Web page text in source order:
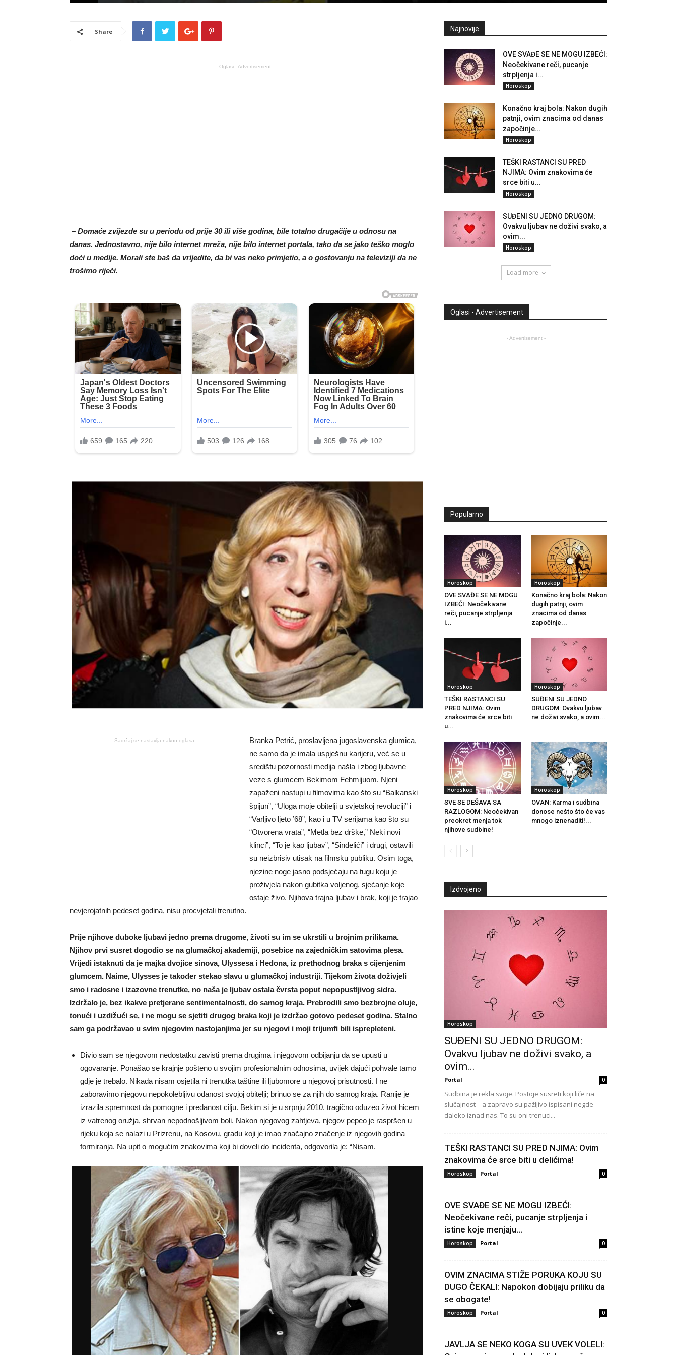
Share
Oglasi - Advertisement
– Domaće zvijezde su u periodu od prije 30 ili više godina, bile totalno drugačije u odnosu na
danas. Jednostavno, nije bilo internet mreža, nije bilo internet portala, tako da se jako teško moglo
doći u medije. Morali ste baš da vrijedite, da bi vas neko primjetio, a o gostovanju na televiziji da ne
trošimo riječi.
Sadržaj se nastavlja nakon oglasa
Branka Petrić, proslavljena jugoslavenska glumica,
ne samo da je imala uspješnu karijeru, već se u
središtu pozornosti medija našla i zbog ljubavne
veze s glumcem Bekimom Fehmijuom. Njeni
zapaženi nastupi u filmovima kao što su “Balkanski
špijun”, “Uloga moje obitelji u svjetskoj revoluciji” i
“Varljivo ljeto ’68”, kao i u TV serijama kao što su
“Otvorena vrata”, “Metla bez drške,” Neki novi
klinci”, “To je kao ljubav”, “Sinđelići” i drugi, ostavili
su neizbrisiv utisak na filmsku publiku. Osim toga,
njezine noge jasno podsjećaju na tugu koju je
proživjela nakon gubitka voljenog, sjećanje koje
ostaje živo. Njihova trajna ljubav i brak, koji je trajao
nevjerojatnih pedeset godina, nisu procvjetali trenutno.
Prije njihove duboke ljubavi jedno prema drugome, životi su im se ukrstili u brojnim prilikama.
Njihov prvi susret dogodio se na glumačkoj akademiji, posebice na zajedničkim satovima plesa.
Vrijedi istaknuti da je majka dvojice sinova, Ulyssesa i Hedona, iz prethodnog braka s cijenjenim
glumcem. Naime, Ulysses je također stekao slavu u glumačkoj industriji. Tijekom života doživjeli
smo i radosne i izazovne trenutke, no naša je ljubav ostala čvrsta poput nepopustljivog sidra.
Izdržalo je, bez ikakve pretjerane sentimentalnosti, do samog kraja. Prebrodili smo bezbrojne oluje,
tonući i uzdižući se, i ne mogu se sjetiti drugog braka koji je izdržao gotovo pedeset godina. Stalno
sam ga podržavao u svim njegovim nastojanjima jer su njegovi i moji trijumfi bili isprepleteni.
Divio sam se njegovom nedostatku zavisti prema drugima i njegovom odbijanju da se upusti u
ogovaranje. Ponašao se krajnje pošteno u svojim profesionalnim odnosima, uvijek dajući pohvale tamo
gdje je trebalo. Nikada nisam osjetila ni trenutka taštine ili ljubomore u njegovoj prisutnosti. I ne
zaboravimo njegovu nepokolebljivu odanost svojoj obitelji; brinuo se za njih do samog kraja. Ranije je
izrazila spremnost da pomogne i predanost cilju. Bekim si je u srpnju 2010. tragično oduzeo život hicem
iz vatrenog oružja, shrvan nepodnošljivom boli. Nakon njegovog zahtjeva, njegov pepeo je raspršen u
rijeku koja se nalazi u Prizrenu, na Kosovu, gradu koji je imao značajno značenje iz njegovih godina
formiranja. Na upit o mogućim znakovima koji bi doveli do incidenta, odgovorila je: “Nisam.
Najnovije
OVE SVAĐE SE NE MOGU IZBEĆI:
Neočekivane reči, pucanje
strpljenja i...
Horoskop
Konačno kraj bola: Nakon dugih
patnji, ovim znacima od danas
započinje...
Horoskop
TEŠKI RASTANCI SU PRED
NJIMA: Ovim znakovima će
srce biti u...
Horoskop
SUĐENI SU JEDNO DRUGOM:
Ovakvu ljubav ne doživi svako, a
ovim...
Horoskop
Load more
Oglasi - Advertisement
- Advertisement -
Popularno
Horoskop
OVE SVAĐE SE NE MOGU
IZBEĆI: Neočekivane
reči, pucanje strpljenja
i...
Horoskop
Konačno kraj bola: Nakon
dugih patnji, ovim
znacima od danas
započinje...
Horoskop
TEŠKI RASTANCI SU
PRED NJIMA: Ovim
znakovima će srce biti
u...
Horoskop
SUĐENI SU JEDNO
DRUGOM: Ovakvu ljubav
ne doživi svako, a ovim...
Horoskop
SVE SE DEŠAVA SA
RAZLOGOM: Neočekivan
preokret menja tok
njihove sudbine!
Horoskop
OVAN: Karma i sudbina
donose nešto što će vas
mnogo iznenaditi!...
Izdvojeno
Horoskop
SUĐENI SU JEDNO DRUGOM:
Ovakvu ljubav ne doživi svako, a
ovim...
Portal 0
Sudbina je rekla svoje. Postoje susreti koji liče na
slučajnost – a zapravo su pažljivo ispisani negde
daleko iznad nas. To su oni trenuci...
TEŠKI RASTANCI SU PRED NJIMA: Ovim
znakovima će srce biti u delićima!
Horoskop Portal 0
OVE SVAĐE SE NE MOGU IZBEĆI:
Neočekivane reči, pucanje strpljenja i
istine koje menjaju...
Horoskop Portal 0
OVIM ZNACIMA STIŽE PORUKA KOJU SU
DUGO ČEKALI: Napokon dobijaju priliku da
se obogate!
Horoskop Portal 0
JAVLJA SE NEKO KOGA SU UVEK VOLELI: